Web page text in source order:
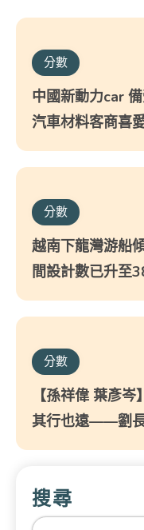
分數
中國新動力car
汽車材料客商喜
分數
越南下龍灣游船
間設計數已升至
分數
【孫祥偉 葉彥
其行也遠——劉
搜尋